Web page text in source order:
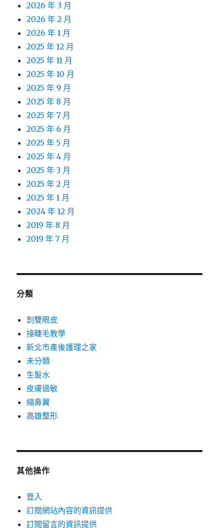
2026 年 3 月
2026 年 2 月
2026 年 1 月
2025 年 12 月
2025 年 11 月
2025 年 10 月
2025 年 9 月
2025 年 8 月
2025 年 7 月
2025 年 6 月
2025 年 5 月
2025 年 4 月
2025 年 3 月
2025 年 2 月
2025 年 1 月
2024 年 12 月
2019 年 8 月
2019 年 7 月
分類
割雙眼皮
接睫毛教學
新北市產後護理之家
未分類
生髮水
皮膚過敏
縮鼻翼
高雄整形
其他操作
登入
訂閱網站內容的資訊提供
訂閱留言的資訊提供